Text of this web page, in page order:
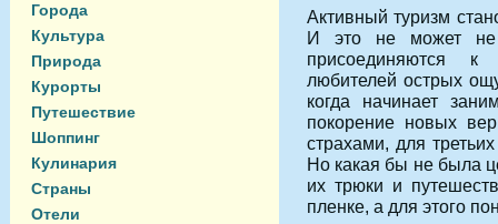
Города
Культура
Природа
Курорты
Путешествие
Шоппинг
Кулинария
Страны
Отели
Активный туризм
И это не может не
присоединяются
любителей острых
когда начинает
покорение новых
страхами, для
Но какая бы не была
их трюки и
пленке, а для этого